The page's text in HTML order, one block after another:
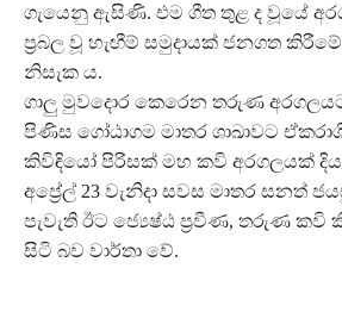
ගැයෙනු ඇසිණි. එම ගීත තුළ ද වූයේ
ප්‍රබල වූ හැඟීම් සමුදායක් ජනගත කිරීමේ
නිසැක ය.
ගාලු මුවදොර කෙරෙන තරුණ
පිණිස ගෝඨාගම මාතර ශාඛාවට
කිවිඳියෝ පිරිසක් මහ කවි අරගලයක්
අප්‍රේල් 23 වැනිදා සවස මාතර සනත්
පැවැති ඊට ජ්‍යෙෂ්ඨ ප්‍රවීණ, තරුණ කවි
සිටි බව වාර්තා වේ.